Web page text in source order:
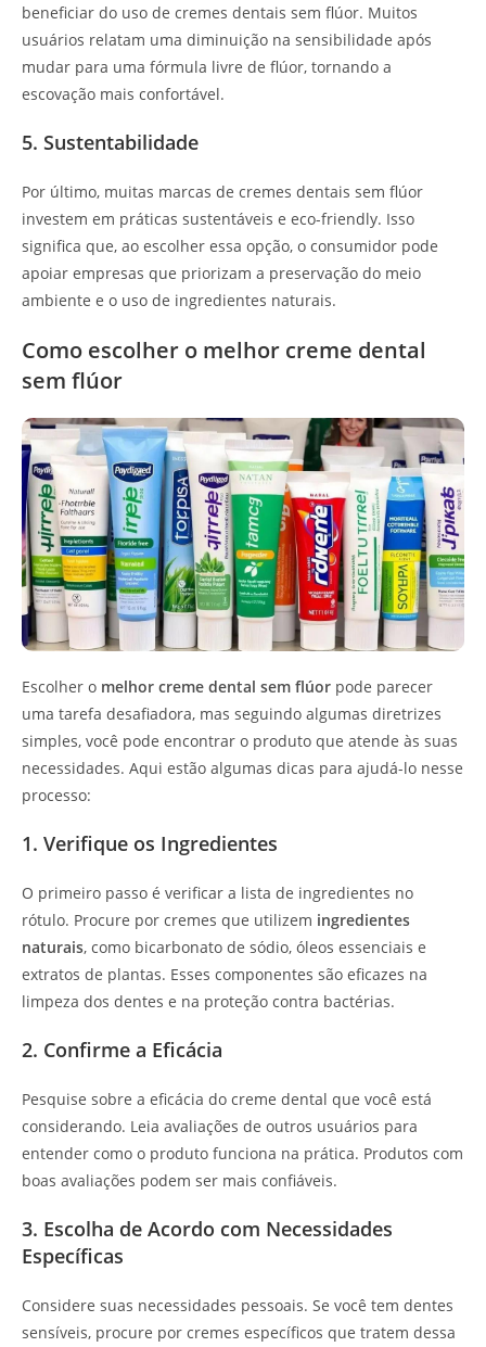
beneficiar do uso de cremes dentais sem flúor. Muitos
usuários relatam uma diminuição na sensibilidade após
mudar para uma fórmula livre de flúor, tornando a
escovação mais confortável.
5. Sustentabilidade
Por último, muitas marcas de cremes dentais sem flúor
investem em práticas sustentáveis e eco-friendly. Isso
significa que, ao escolher essa opção, o consumidor pode
apoiar empresas que priorizam a preservação do meio
ambiente e o uso de ingredientes naturais.
Como escolher o melhor creme dental
sem flúor
Escolher o melhor creme dental sem flúor pode parecer
uma tarefa desafiadora, mas seguindo algumas diretrizes
simples, você pode encontrar o produto que atende às suas
necessidades. Aqui estão algumas dicas para ajudá-lo nesse
processo:
1. Verifique os Ingredientes
O primeiro passo é verificar a lista de ingredientes no
rótulo. Procure por cremes que utilizem ingredientes
naturais, como bicarbonato de sódio, óleos essenciais e
extratos de plantas. Esses componentes são eficazes na
limpeza dos dentes e na proteção contra bactérias.
2. Confirme a Eficácia
Pesquise sobre a eficácia do creme dental que você está
considerando. Leia avaliações de outros usuários para
entender como o produto funciona na prática. Produtos com
boas avaliações podem ser mais confiáveis.
3. Escolha de Acordo com Necessidades
Específicas
Considere suas necessidades pessoais. Se você tem dentes
sensíveis, procure por cremes específicos que tratem dessa